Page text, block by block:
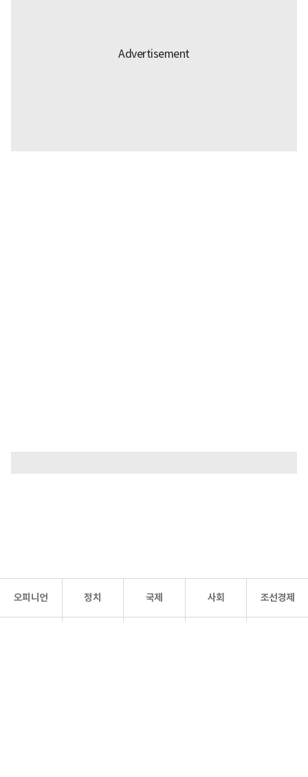
오피니언 정치 국제 사회 조선경제